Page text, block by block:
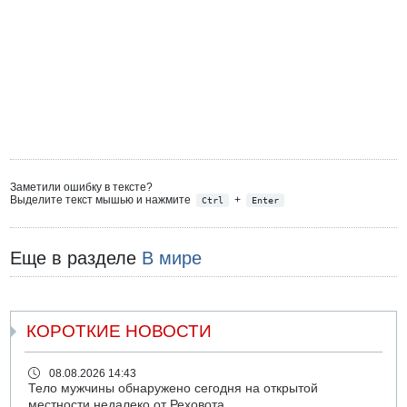
Заметили ошибку в тексте?
Выделите текст мышью и нажмите
Ctrl + Enter
Еще в разделе В мире
КОРОТКИЕ НОВОСТИ
08.08.2026 14:43
Тело мужчины обнаружено сегодня на открытой